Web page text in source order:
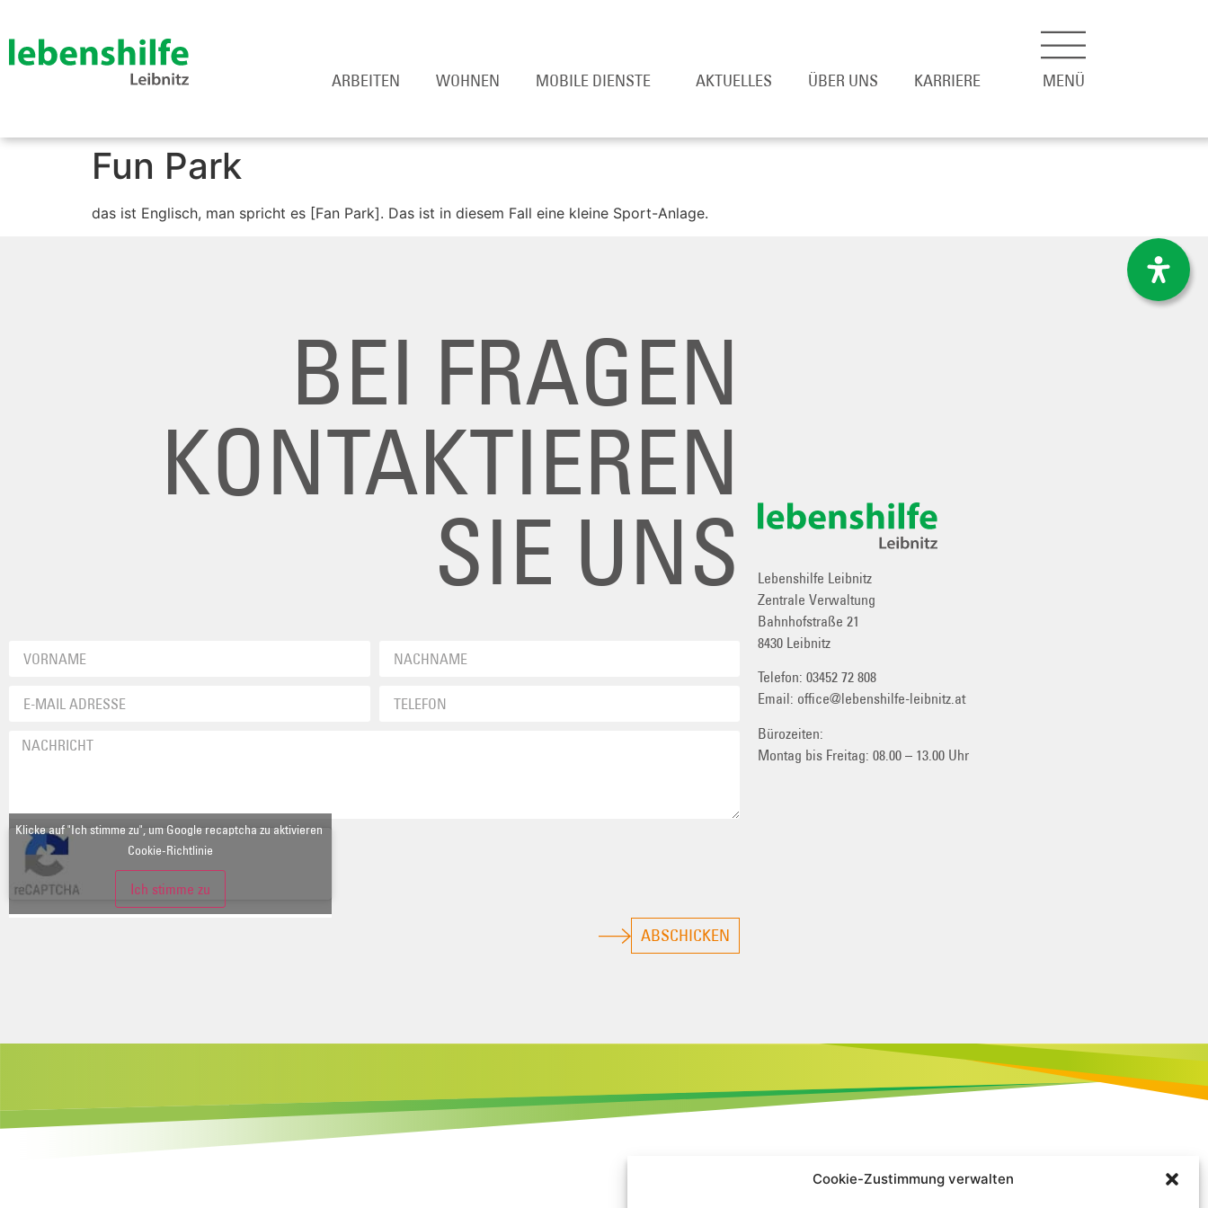
Cookie-Zustimmung verwalten
ARBEITEN WOHNEN MOBILE DIENSTE AKTUELLES ÜBER UNS KARRIERE MENÜ
Fun Park
das ist Englisch, man spricht es [Fan Park]. Das ist in diesem Fall eine kleine Sport-Anlage.
BEI FRAGEN
KONTAKTIEREN
SIE UNS
Klicke auf "Ich stimme zu", um Google recaptcha zu aktivieren
Cookie-Richtlinie
Ich stimme zu
ABSCHICKEN
Lebenshilfe Leibnitz
Zentrale Verwaltung
Bahnhofstraße 21
8430 Leibnitz
Telefon:03452 72 808
Email: office@lebenshilfe-leibnitz.at
Bürozeiten:
Montag bis Freitag: 08.00 – 13.00 Uhr